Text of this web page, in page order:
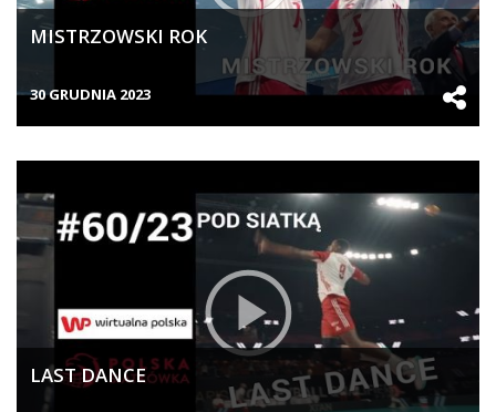
MISTRZOWSKI ROK
30 GRUDNIA 2023
LAST DANCE